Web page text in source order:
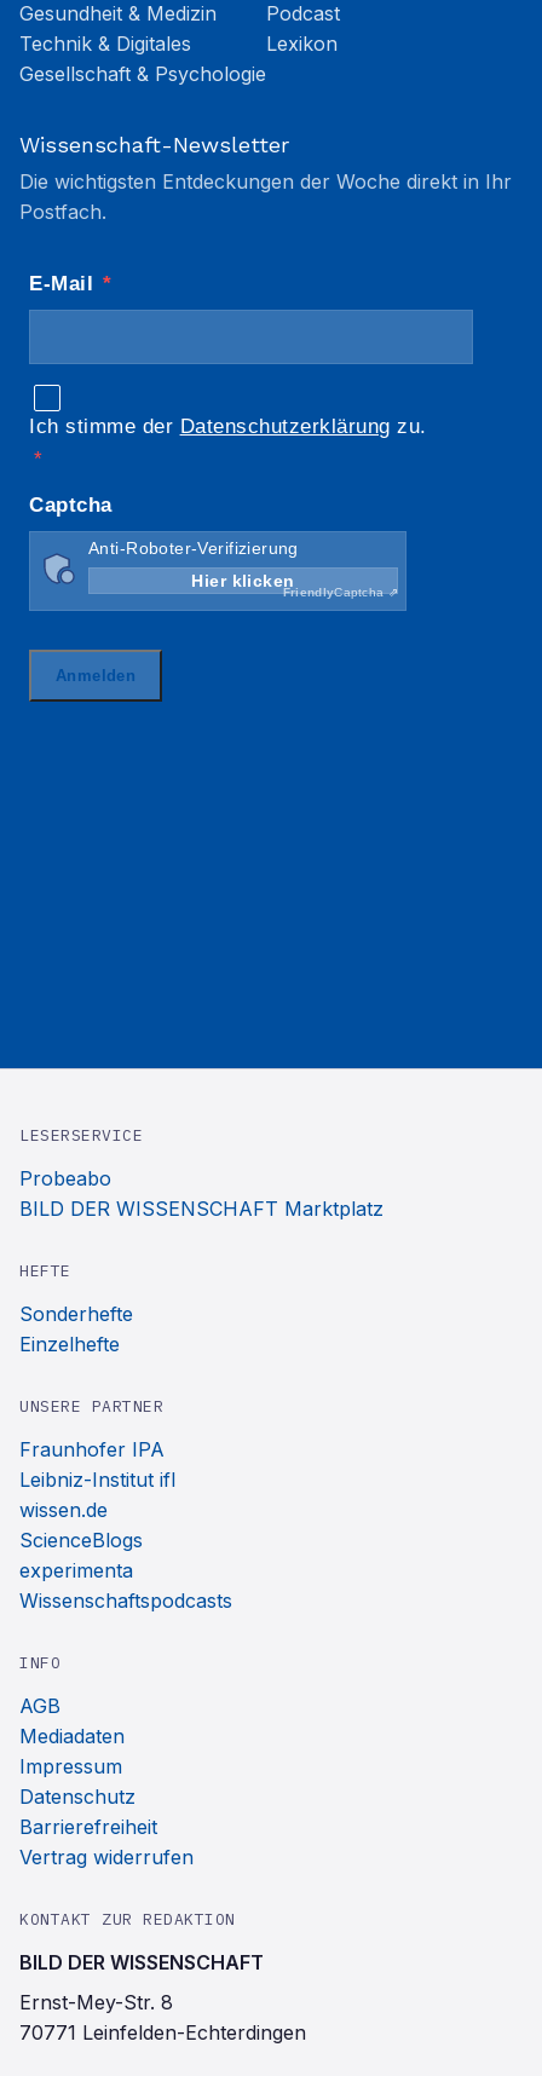
Gesundheit & Medizin
Technik & Digitales
Gesellschaft & Psychologie
Podcast
Lexikon
Wissenschaft-Newsletter
Die wichtigsten Entdeckungen der Woche direkt in Ihr
Postfach.
LESERSERVICE
Probeabo
BILD DER WISSENSCHAFT Marktplatz
HEFTE
Sonderhefte
Einzelhefte
UNSERE PARTNER
Fraunhofer IPA
Leibniz-Institut ifl
wissen.de
ScienceBlogs
experimenta
Wissenschaftspodcasts
INFO
AGB
Mediadaten
Impressum
Datenschutz
Barrierefreiheit
Vertrag widerrufen
KONTAKT ZUR REDAKTION
BILD DER WISSENSCHAFT
Ernst-Mey-Str. 8
70771 Leinfelden-Echterdingen